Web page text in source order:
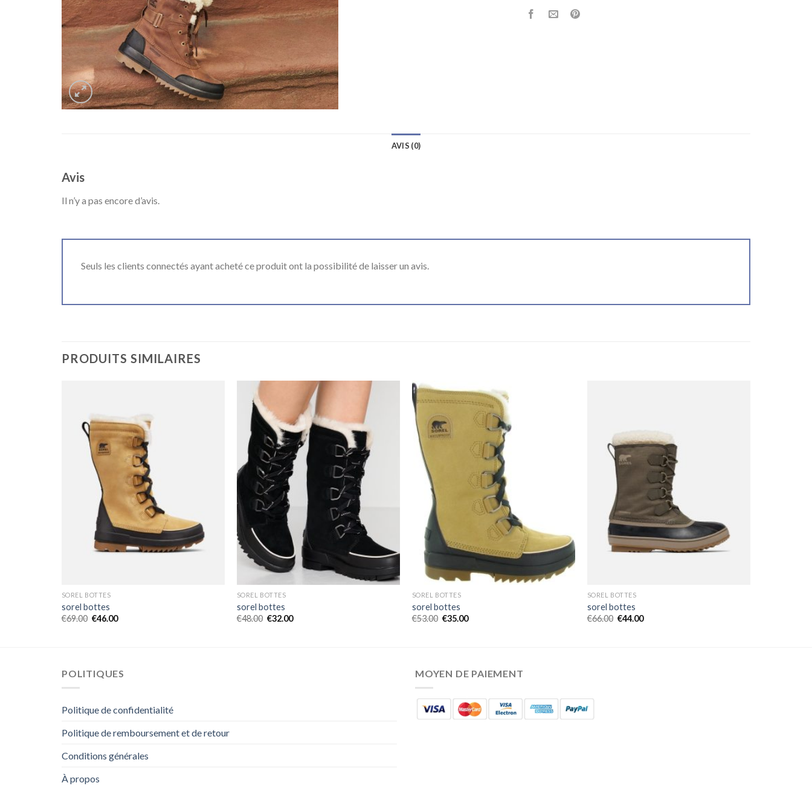
AVIS (0)
Avis
Il n’y a pas encore d’avis.
Seuls les clients connectés ayant acheté ce produit ont la possibilité de laisser un avis.
PRODUITS SIMILAIRES
SOREL BOTTES
sorel bottes
€69.00 €46.00
SOREL BOTTES
sorel bottes
€48.00 €32.00
SOREL BOTTES
sorel bottes
€53.00 €35.00
SOREL BOTTES
sorel bottes
€66.00 €44.00
POLITIQUES
Politique de confidentialité
Politique de remboursement et de retour
Conditions générales
À propos
MOYEN DE PAIEMENT